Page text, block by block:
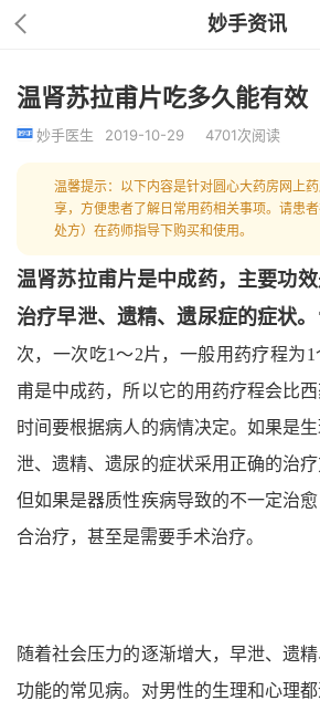
妙手资讯
温肾苏拉甫片吃多久能有效
妙手医生 2019-10-29 4701次阅读
温馨提示：以下内容是针对圆心大药房网上
享，方便患者了解日常用药相关事项。请患
处方）在药师指导下购买和使用。
温肾苏拉甫片是中成药，主要功
治疗早泄、遗精、遗尿症的症状。
次，一次吃1～2片，一般用药疗程为
甫是中成药，所以它的用药疗程会比
时间要根据病人的病情决定。如果是
泄、遗精、遗尿的症状采用正确的治疗
但如果是器质性疾病导致的不一定治
合治疗，甚至是需要手术治疗。
随着社会压力的逐渐增大，早泄、遗
功能的常见病。对男性的生理和心理都